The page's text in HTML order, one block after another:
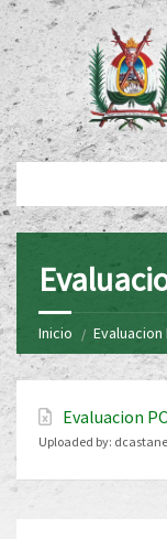
Inicio Evaluacion
Evaluacion
Uploaded by: